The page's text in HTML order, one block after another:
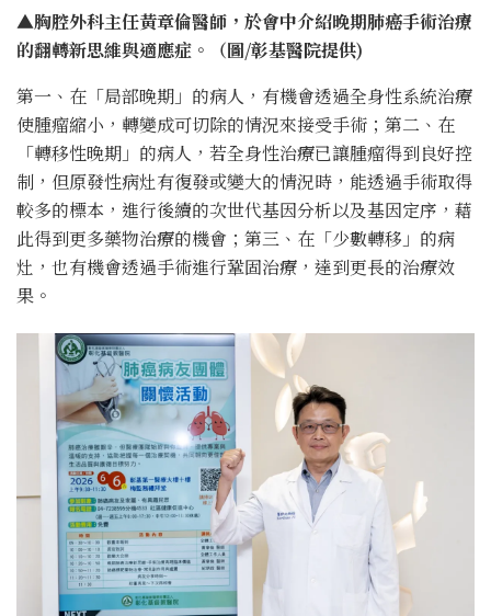
▲胸腔外科主任黃章倫醫師，於會中介紹晚期肺癌手術治療
的翻轉新思維與適應症。（圖/彰基醫院提供)
第一、在「局部晚期」的病人，有機會透過全身性系統治療
使腫瘤縮小，轉變成可切除的情況來接受手術；第二、在
「轉移性晚期」的病人，若全身性治療已讓腫瘤得到良好控
制，但原發性病灶有復發或變大的情況時，能透過手術取得
較多的標本，進行後續的次世代基因分析以及基因定序，藉
此得到更多藥物治療的機會；第三、在「少數轉移」的病
灶，也有機會透過手術進行鞏固治療，達到更長的治療效
果。